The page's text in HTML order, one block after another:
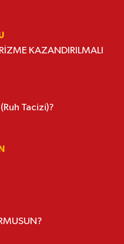
KAZANDIRILMALI
Tacizi)?